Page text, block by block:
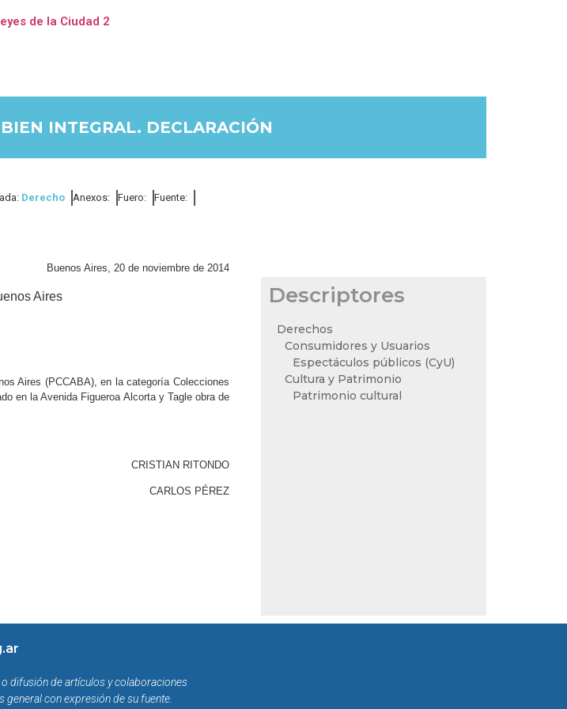
de la Ciudad 2
INTEGRAL. DECLARACIÓN
Derecho Anexos: Fuero: Fuente:
Buenos Aires, 20 de noviembre de 2014
Aires
Aires (PCCABA), en la categoría Colecciones
en la Avenida Figueroa Alcorta y Tagle obra de
CRISTIAN RITONDO
CARLOS PÉREZ
Descriptores
Derechos
Consumidores y Usuarios
Espectáculos públicos (CyU)
Cultura y Patrimonio
Patrimonio cultural
difusión de artículos y colaboraciones
con expresión de su fuente.